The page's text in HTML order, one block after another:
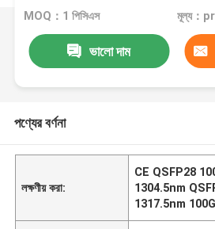
MOQ：1 পিসিএস মূল্য：
ভালো দাম
পণ্যের বর্ণনা
লক্ষণীয় করা:
CE QSFP28
1304.5nm
1317.5nm